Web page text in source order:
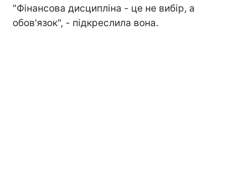
"Фінансова дисципліна - це не вибір, а
обов'язок", - підкреслила вона.